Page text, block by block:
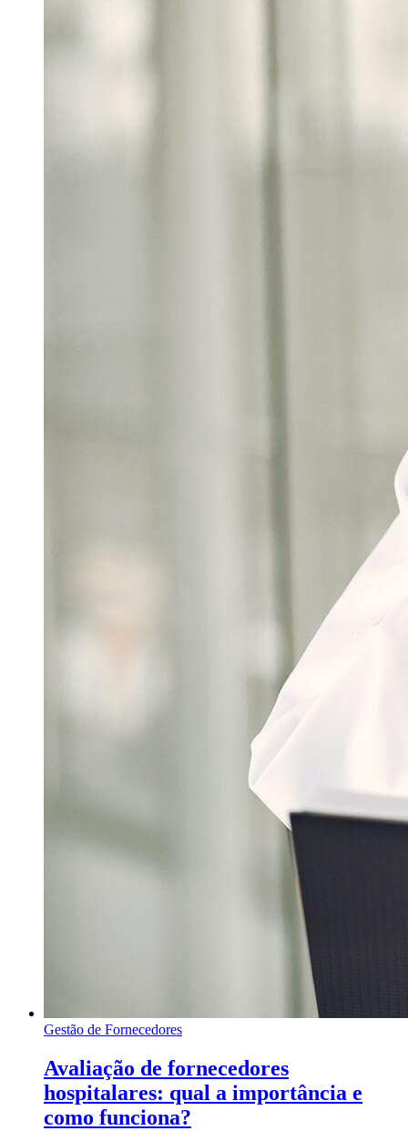
Gestão de Fornecedores
Avaliação de fornecedores
hospitalares: qual a importância e
como funciona?